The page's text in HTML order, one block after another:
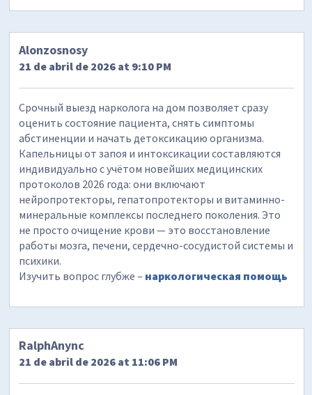
Alonzosnosy
21 de abril de 2026 at 9:10 PM
Срочный выезд нарколога на дом позволяет сразу
оценить состояние пациента, снять симптомы
абстиненции и начать детоксикацию организма.
Капельницы от запоя и интоксикации составляются
индивидуально с учётом новейших медицинских
протоколов 2026 года: они включают
нейропротекторы, гепатопротекторы и витаминно-
минеральные комплексы последнего поколения. Это
не просто очищение крови — это восстановление
работы мозга, печени, сердечно-сосудистой системы и
психики.
Изучить вопрос глубже – наркологическая помощь
RalphAnync
21 de abril de 2026 at 11:06 PM